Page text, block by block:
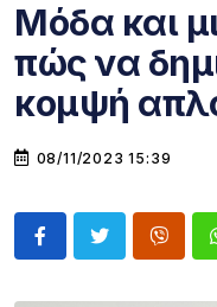
Μόδα και
πώς να
κομψή
08/11/2023 15:39